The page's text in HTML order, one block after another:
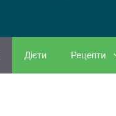
Дієти Рецепти